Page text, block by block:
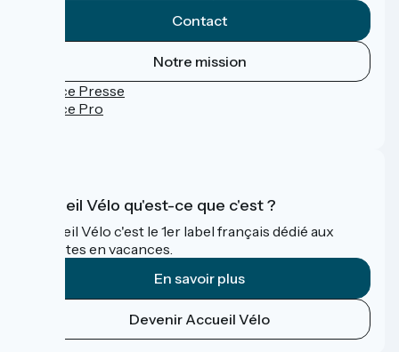
Contact
Notre mission
Espace Presse
Espace Pro
Accueil Vélo qu'est-ce que c'est ?
Accueil Vélo c'est le 1er label français dédié aux
cyclistes en vacances.
En savoir plus
Devenir Accueil Vélo